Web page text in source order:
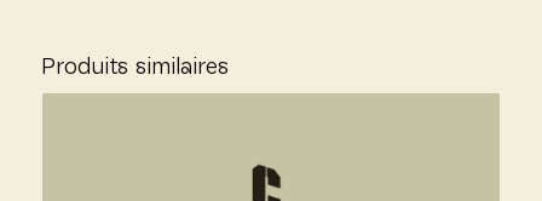
Produits similaires